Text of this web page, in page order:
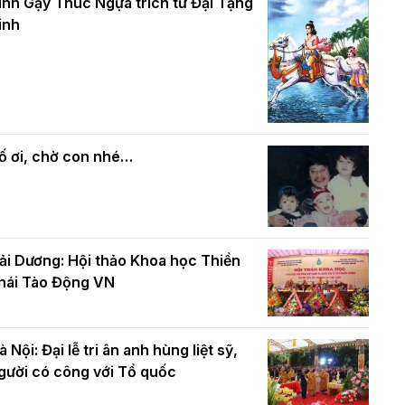
mừng Đại lễ Phật đản PL.2570 –
mùa Phật đản PL.2570
Phật giáo chính tín Phần 7: Luật nhân
quả
ơi, chờ con nhé…
Dương: Hội thảo Khoa học Thiền
Tào Động VN
Nội: Đại lễ tri ân anh hùng liệt sỹ,
có công với Tổ quốc